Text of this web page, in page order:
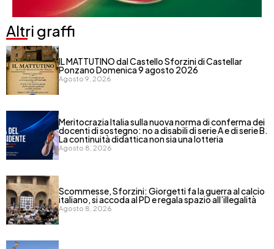
Altri graffi
IL MATTUTINO dal Castello Sforzini di Castellar
Ponzano Domenica 9 agosto 2026
Agosto 9, 2026
Meritocrazia Italia sulla nuova norma di conferma dei
docenti di sostegno: no a disabili di serie A e di serie B.
La continuità didattica non sia una lotteria
Agosto 8, 2026
Scommesse, Sforzini: Giorgetti fa la guerra al calcio
italiano, si accoda al PD e regala spazio all’illegalità
Agosto 8, 2026